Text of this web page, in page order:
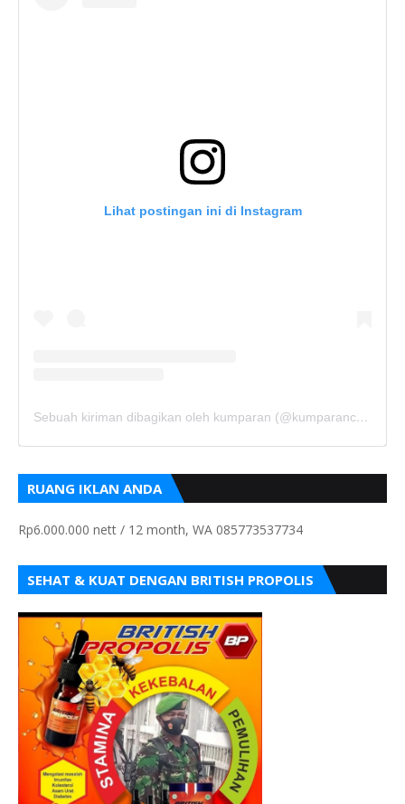
Lihat postingan ini di Instagram
Sebuah kiriman dibagikan oleh kumparan (@kumparancom)
RUANG IKLAN ANDA
Rp6.000.000 nett / 12 month, WA 085773537734
SEHAT & KUAT DENGAN BRITISH PROPOLIS